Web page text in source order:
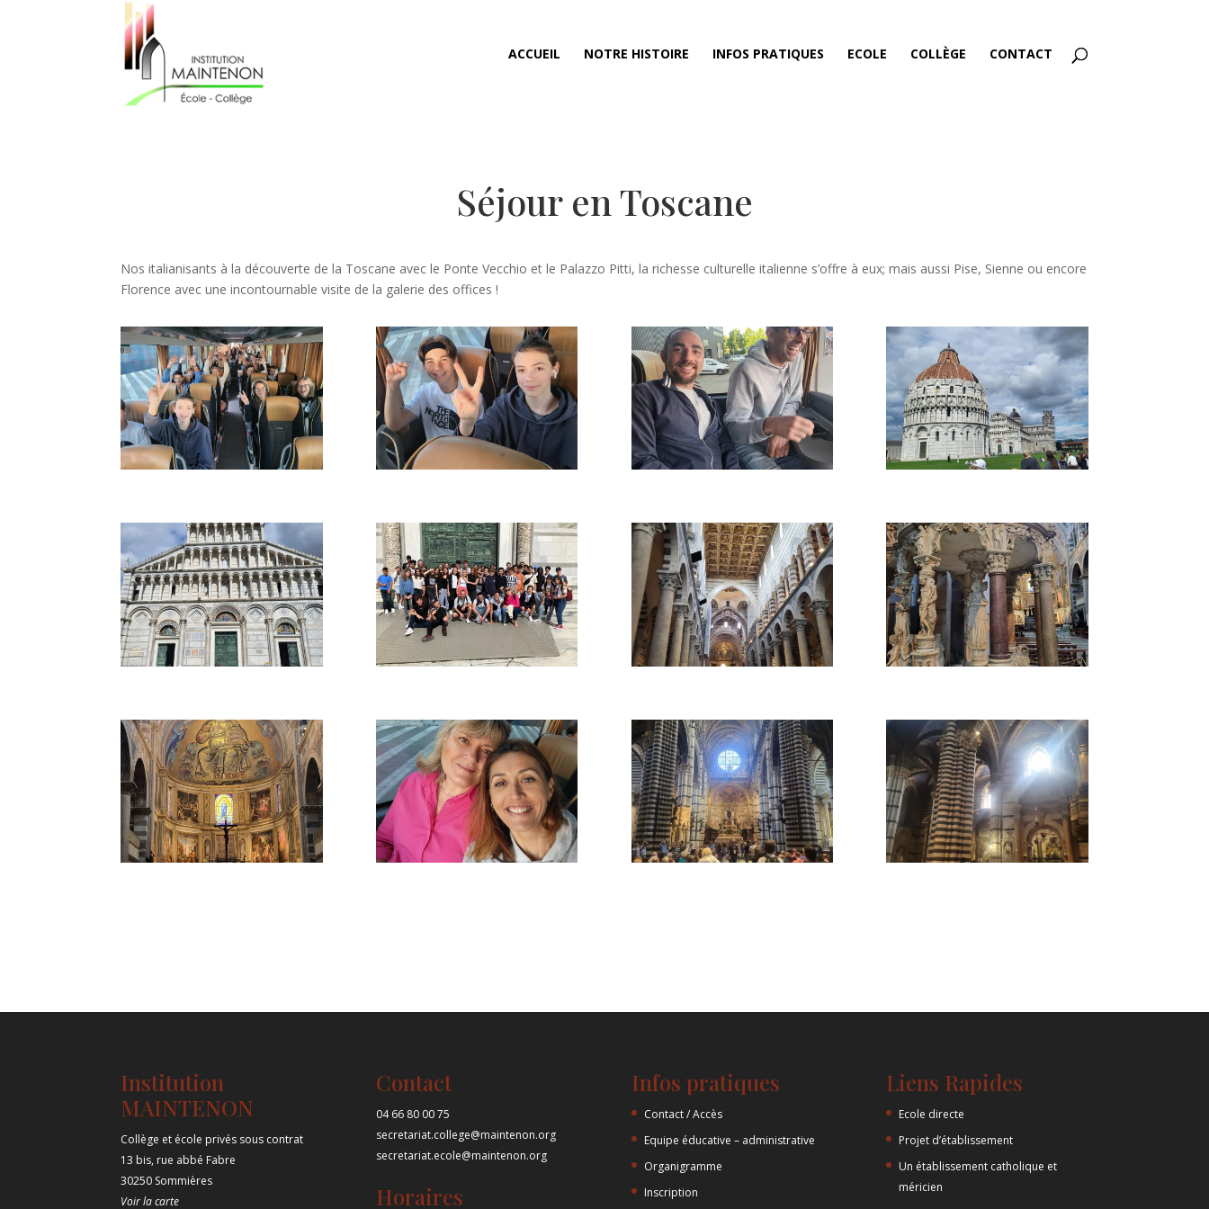
ACCUEIL NOTRE HISTOIRE INFOS PRATIQUES ECOLE COLLÈGE CONTACT
Séjour en Toscane
Nos italianisants à la découverte de la Toscane avec le Ponte Vecchio et le Palazzo Pitti, la richesse culturelle italienne s’offre à eux; mais aussi Pise, Sienne ou encore
Florence avec une incontournable visite de la galerie des offices !
Institution
MAINTENON
Collège et école privés sous contrat
13 bis, rue abbé Fabre
30250 Sommières
Voir la carte
Contact
04 66 80 00 75
secretariat.college@maintenon.org
secretariat.ecole@maintenon.org
Horaires
Infos pratiques
Contact / Accès
Equipe éducative – administrative
Organigramme
Inscription
Liens Rapides
Ecole directe
Projet d’établissement
Un établissement catholique et
méricien